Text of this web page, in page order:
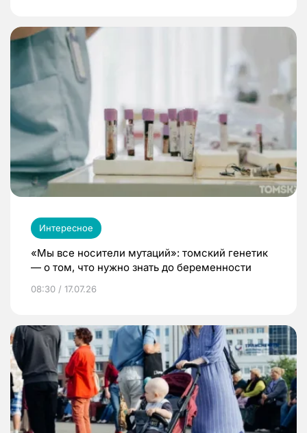
Интересное
«Мы все носители мутаций»: томский генетик
— о том, что нужно знать до беременности
08:30 / 17.07.26